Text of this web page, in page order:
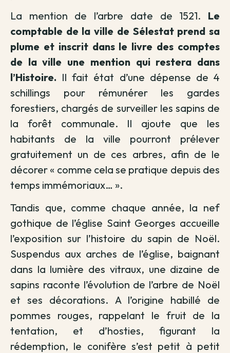
La mention de l’arbre date de 1521. Le
comptable de la ville de Sélestat prend sa
plume et inscrit dans le livre des comptes
de la ville une mention qui restera dans
l’Histoire. Il fait état d’une dépense de 4
schillings pour rémunérer les gardes
forestiers, chargés de surveiller les sapins de
la forêt communale. Il ajoute que les
habitants de la ville pourront prélever
gratuitement un de ces arbres, afin de le
décorer « comme cela se pratique depuis des
temps immémoriaux… ».
Tandis que, comme chaque année, la nef
gothique de l’église Saint Georges accueille
l’exposition sur l’histoire du sapin de Noël.
Suspendus aux arches de l’église, baignant
dans la lumière des vitraux, une dizaine de
sapins raconte l’évolution de l’arbre de Noël
et ses décorations. A l’origine habillé de
pommes rouges, rappelant le fruit de la
tentation, et d’hosties, figurant la
rédemption, le conifère s’est petit à petit